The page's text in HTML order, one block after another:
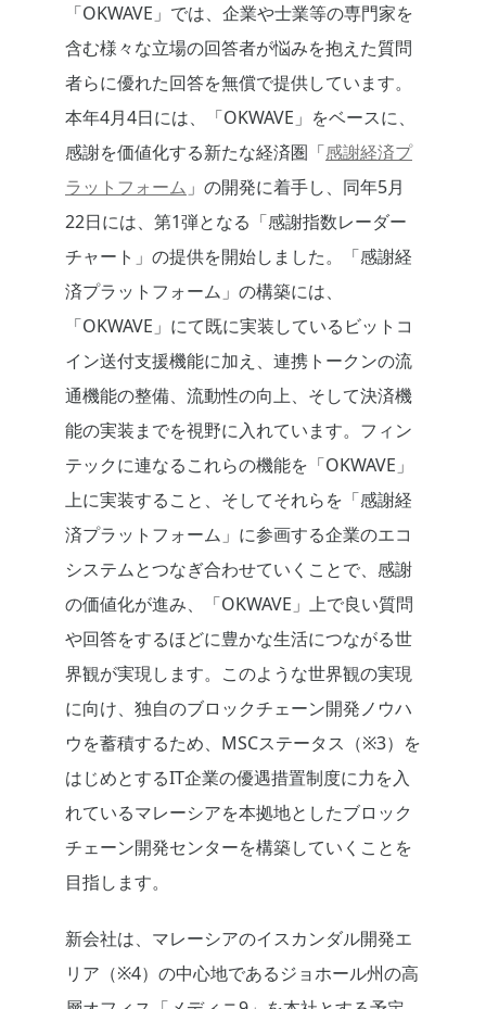
「OKWAVE」では、企業や士業等の専門家を
含む様々な立場の回答者が悩みを抱えた質問
者らに優れた回答を無償で提供しています。
本年4月4日には、「OKWAVE」をベースに、
感謝を価値化する新たな経済圏「感謝経済プ
ラットフォーム 」の開発に着手し、同年5月
22日には、第1弾となる「感謝指数レーダー
チャート」の提供を開始しました。「感謝経
済プラットフォーム」の構築には、
「OKWAVE」にて既に実装しているビットコ
イン送付支援機能に加え、連携トークンの流
通機能の整備、流動性の向上、そして決済機
能の実装までを視野に入れています。フィン
テックに連なるこれらの機能を「OKWAVE」
上に実装すること、そしてそれらを「感謝経
済プラットフォーム」に参画する企業のエコ
システムとつなぎ合わせていくことで、感謝
の価値化が進み、「OKWAVE」上で良い質問
や回答をするほどに豊かな生活につながる世
界観が実現します。このような世界観の実現
に向け、独自のブロックチェーン開発ノウハ
ウを蓄積するため、MSCステータス（※3）を
はじめとするIT企業の優遇措置制度に力を入
れているマレーシアを本拠地としたブロック
チェーン開発センターを構築していくことを
目指します。
新会社は、マレーシアのイスカンダル開発エ
リア（※4）の中心地であるジョホール州の高